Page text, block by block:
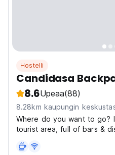
Hostelli
Candidasa
8.6Upeaa(88)
8.28km kaupungin
Where do you want to go?
tourist area, full of bars &
the other hand, you love